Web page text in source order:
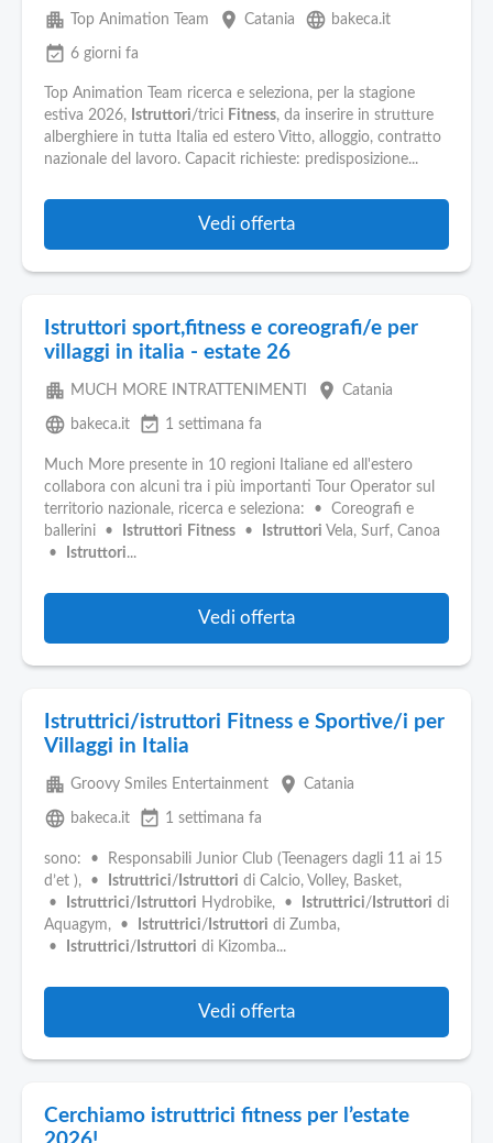
apartment Top Animation Team place Catania language bakeca.it
event_available 6 giorni fa
Top Animation Team ricerca e seleziona, per la stagione
estiva 2026, Istruttori/trici Fitness, da inserire in strutture
alberghiere in tutta Italia ed estero Vitto, alloggio, contratto
nazionale del lavoro. Capacit richieste: predisposizione...
Vedi offerta
Istruttori sport,fitness e coreografi/e per
villaggi in italia - estate 26
apartment MUCH MORE INTRATTENIMENTI place Catania
language bakeca.it event_available 1 settimana fa
Much More presente in 10 regioni Italiane ed all'estero
collabora con alcuni tra i più importanti Tour Operator sul
territorio nazionale, ricerca e seleziona: • Coreografi e
ballerini •
Istruttori Fitness • Istruttori Vela, Surf, Canoa
•
Istruttori...
Vedi offerta
Istruttrici/istruttori Fitness e Sportive/i per
Villaggi in Italia
apartment Groovy Smiles Entertainment place Catania
language bakeca.it event_available 1 settimana fa
sono: • Responsabili Junior Club (Teenagers dagli 11 ai 15
d’et ), •
Istruttrici/ Istruttori di Calcio, Volley, Basket,
•
Istruttrici/ Istruttori Hydrobike, • Istruttrici/ Istruttori di
Aquagym, •
Istruttrici/ Istruttori di Zumba,
•
Istruttrici/ Istruttori di Kizomba...
Vedi offerta
Cerchiamo istruttrici fitness per l’estate